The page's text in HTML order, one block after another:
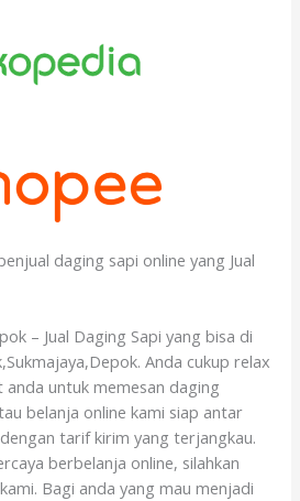
daging sapi online yang Jual
– Jual Daging Sapi yang bisa di
Anda cukup relax
untuk memesan daging
belanja online kami siap antar
tarif kirim yang terjangkau.
berbelanja online, silahkan
Bagi anda yang mau menjadi